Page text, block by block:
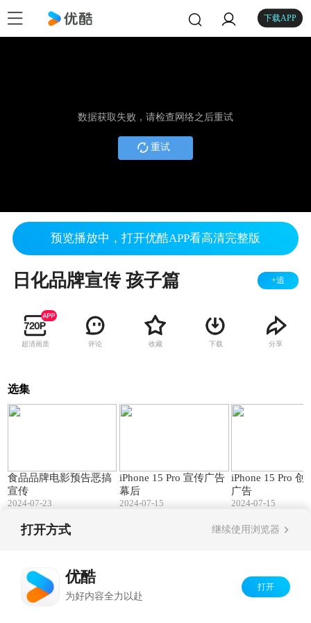
下载APP
数据获取失败，请检查网络之后重试
重试
预览播放中，打开优酷APP看高清完整版
日化品牌宣传 孩子篇 +追
超清画质 评论 收藏 下载 分享
选集
食品品牌电影预告恶搞
宣传
2024-07-23
iPhone 15 Pro 宣传广告
幕后
2024-07-15
iPhone 15 Pro 创意宣传
广告
2024-07-15
打开方式 继续使用浏览器
优酷
为好内容全力以赴
打开